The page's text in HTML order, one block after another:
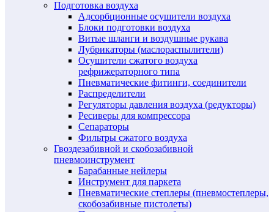
Подготовка воздуха
Адсорбционные осушители воздуха
Блоки подготовки воздуха
Витые шланги и воздушные рукава
Лубрикаторы (маслораспылители)
Осушители сжатого воздуха
рефрижераторного типа
Пневматические фитинги, соединители
Распределители
Регуляторы давления воздуха (редукторы)
Ресиверы для компрессора
Сепараторы
Фильтры сжатого воздуха
Гвоздезабивной и скобозабивной
пневмоинструмент
Барабанные нейлеры
Инструмент для паркета
Пневматические степлеры (пневмостеплеры,
скобозабивные пистолеты)